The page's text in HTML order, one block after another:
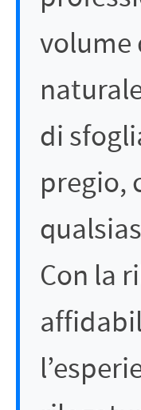
volume
di
pregio,
Con la